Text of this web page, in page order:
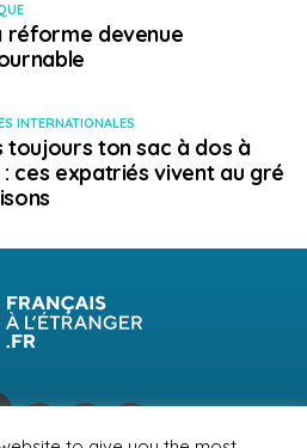
réforme devenue
INTERNATIONALES
toujours ton sac à dos à
ces expatriés vivent au gré